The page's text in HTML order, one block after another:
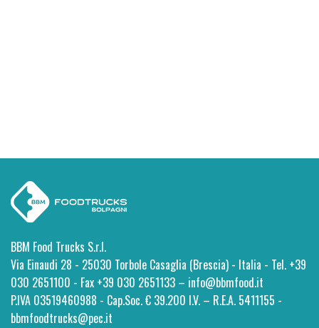
BBM Food Trucks S.r.l.
Via Einaudi 28 - 25030 Torbole Casaglia (Brescia) - Italia - Tel. +39
030 2651100 - Fax +39 030 2651133 – info@bbmfood.it
P.IVA 03519460988 - Cap.Soc. € 39.200 I.V. – R.E.A. 5411155 -
bbmfoodtrucks@pec.it